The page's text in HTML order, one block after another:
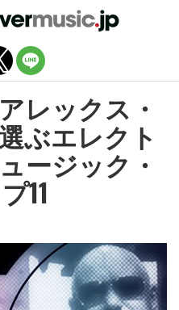
レックス・
ぶエレクト
ージック・
11
ョンを終了